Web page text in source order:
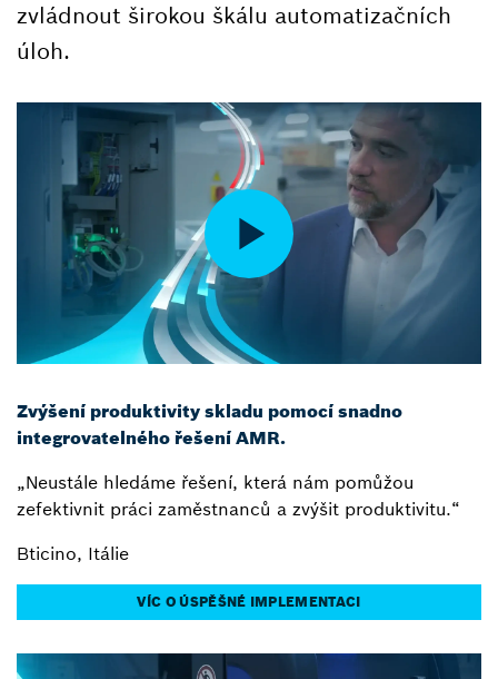
zvládnout širokou škálu automatizačních
úloh.
Zvýšení produktivity skladu pomocí snadno
integrovatelného řešení AMR.
„Neustále hledáme řešení, která nám pomůžou
zefektivnit práci zaměstnanců a zvýšit produktivitu.“
Bticino, Itálie
VÍC O ÚSPĚŠNÉ IMPLEMENTACI